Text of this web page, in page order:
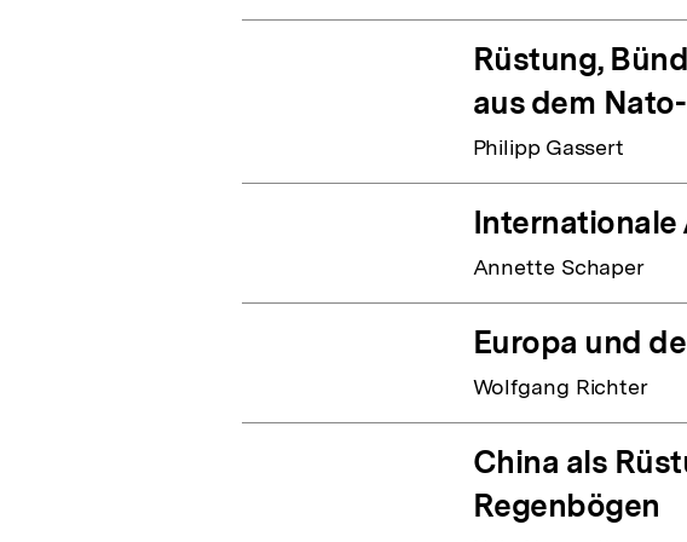
Rüstung,
aus dem
Philipp Gassert
Annette Schaper
Europa und
Wolfgang Richter
China als
Regenbögen